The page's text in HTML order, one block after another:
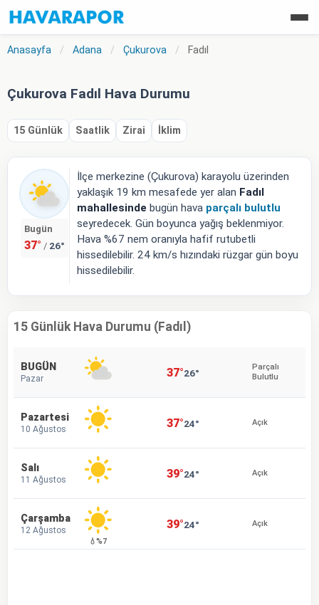
Anasayfa / Adana / Çukurova / Fadıl
Çukurova Fadıl Hava Durumu
15 Günlük Saatlik Zirai İklim
Bugün
37° / 26°
İlçe merkezine (Çukurova) karayolu üzerinden
yaklaşık 19 km mesafede yer alan Fadıl
mahallesinde bugün hava parçalı bulutlu
seyredecek. Gün boyunca yağış beklenmiyor.
Hava %67 nem oranıyla hafif rutubetli
hissedilebilir. 24 km/s hızındaki rüzgar gün boyu
hissedilebilir.
15 Günlük Hava Durumu (Fadıl)
BUGÜN
Pazar 37°26°
Parçalı
Bulutlu
Pazartesi
10 Ağustos 37°24° Açık
Salı
11 Ağustos 39°24° Açık
Çarşamba
12 Ağustos
💧%7
39°24° Açık